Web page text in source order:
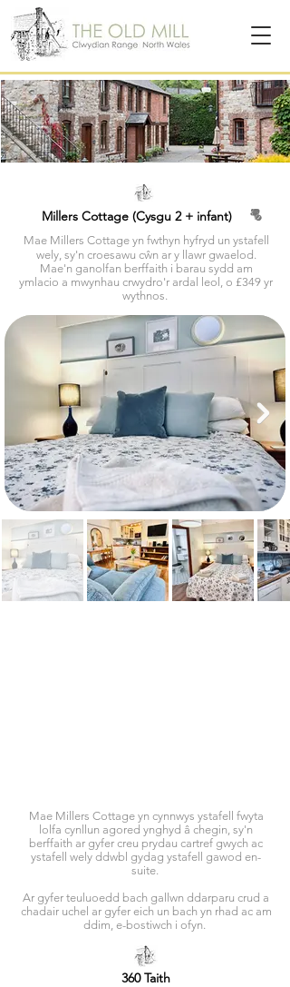
Millers Cottage (Cysgu 2 + infant)
Mae Millers Cottage yn fwthyn hyfryd un ystafell
wely, sy'n croesawu cŵn ar y llawr gwaelod.
Mae'n ganolfan berffaith i barau sydd am
ymlacio a mwynhau crwydro'r ardal leol, o £349 yr
wythnos.
Mae Millers Cottage yn cynnwys ystafell fwyta
lolfa cynllun agored ynghyd â chegin, sy'n
berffaith ar gyfer creu prydau cartref gwych ac
ystafell wely ddwbl gydag ystafell gawod en-
suite.
Ar gyfer teuluoedd bach gallwn ddarparu crud a
chadair uchel ar gyfer eich un bach yn rhad ac am
ddim, e-bostiwch i ofyn.
360 Taith